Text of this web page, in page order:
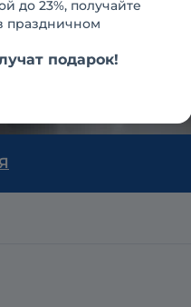
до 23%, получайте
праздничном
подарок!